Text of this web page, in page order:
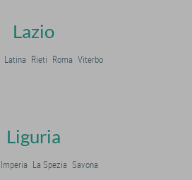
Lazio
Latina Rieti Roma Viterbo
Liguria
Imperia La Spezia Savona